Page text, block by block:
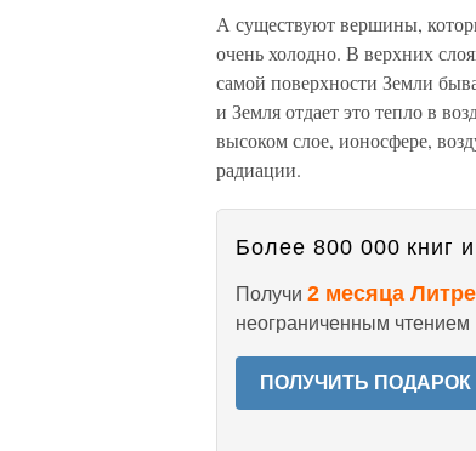
А существуют вершины,
очень холодно. В верхних
самой поверхности Земли
и Земля отдает это тепло в
высоком слое, ионосфере,
радиации.
Более 800 000 книг
Получи 2 месяца
неограниченным чтением
ПОЛУЧИТЬ ПОДАРОК